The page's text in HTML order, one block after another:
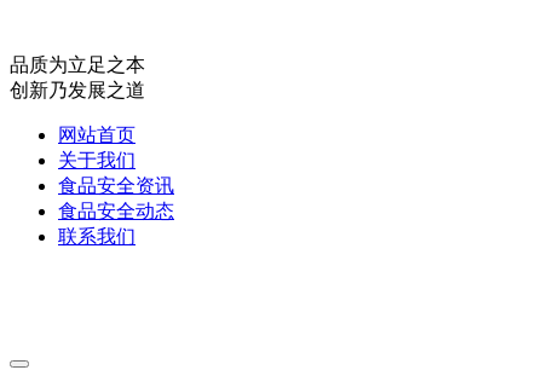
品质为立足之本
创新乃发展之道
网站首页
关于我们
食品安全资讯
食品安全动态
联系我们